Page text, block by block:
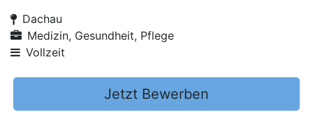
Dachau
Medizin, Gesundheit, Pflege
Vollzeit
Jetzt Bewerben